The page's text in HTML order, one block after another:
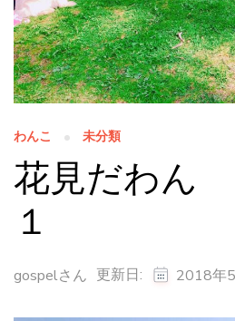
わんこ 未分類
花見だわ
１
gospelさん 更新日: 2018年